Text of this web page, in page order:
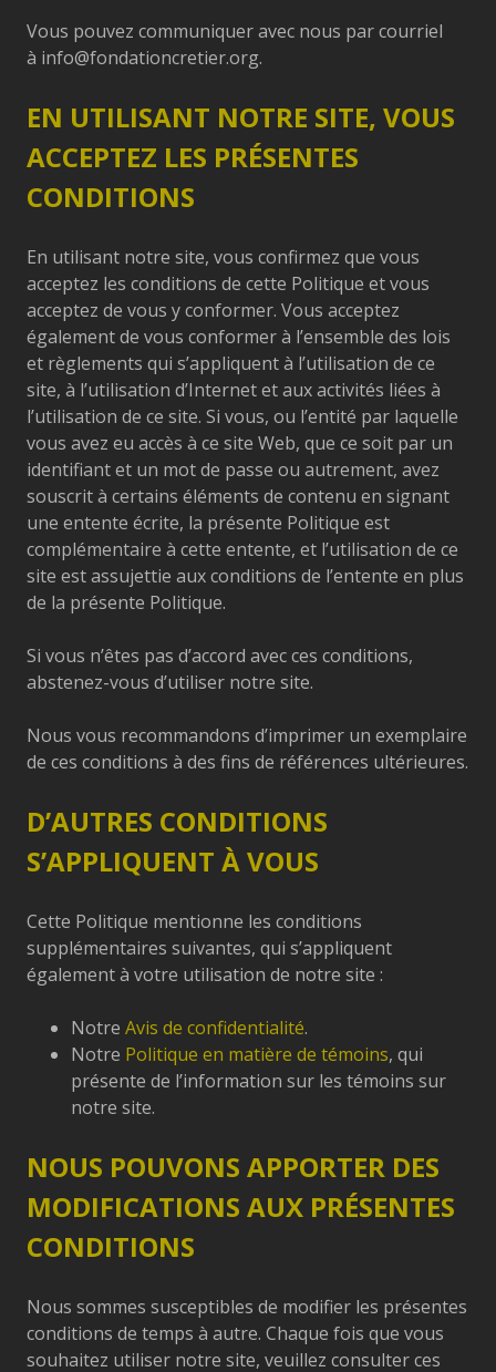
Vous pouvez communiquer avec nous par courriel
à info@fondationcretier.org.
EN UTILISANT NOTRE SITE, VOUS
ACCEPTEZ LES PRÉSENTES
CONDITIONS
En utilisant notre site, vous confirmez que vous
acceptez les conditions de cette Politique et vous
acceptez de vous y conformer. Vous acceptez
également de vous conformer à l’ensemble des lois
et règlements qui s’appliquent à l’utilisation de ce
site, à l’utilisation d’Internet et aux activités liées à
l’utilisation de ce site. Si vous, ou l’entité par laquelle
vous avez eu accès à ce site Web, que ce soit par un
identifiant et un mot de passe ou autrement, avez
souscrit à certains éléments de contenu en signant
une entente écrite, la présente Politique est
complémentaire à cette entente, et l’utilisation de ce
site est assujettie aux conditions de l’entente en plus
de la présente Politique.
Si vous n’êtes pas d’accord avec ces conditions,
abstenez-vous d’utiliser notre site.
Nous vous recommandons d’imprimer un exemplaire
de ces conditions à des fins de références ultérieures.
D’AUTRES CONDITIONS
S’APPLIQUENT À VOUS
Cette Politique mentionne les conditions
supplémentaires suivantes, qui s’appliquent
également à votre utilisation de notre site :
Notre Avis de confidentialité.
Notre Politique en matière de témoins, qui
présente de l’information sur les témoins sur
notre site.
NOUS POUVONS APPORTER DES
MODIFICATIONS AUX PRÉSENTES
CONDITIONS
Nous sommes susceptibles de modifier les présentes
conditions de temps à autre. Chaque fois que vous
souhaitez utiliser notre site, veuillez consulter ces